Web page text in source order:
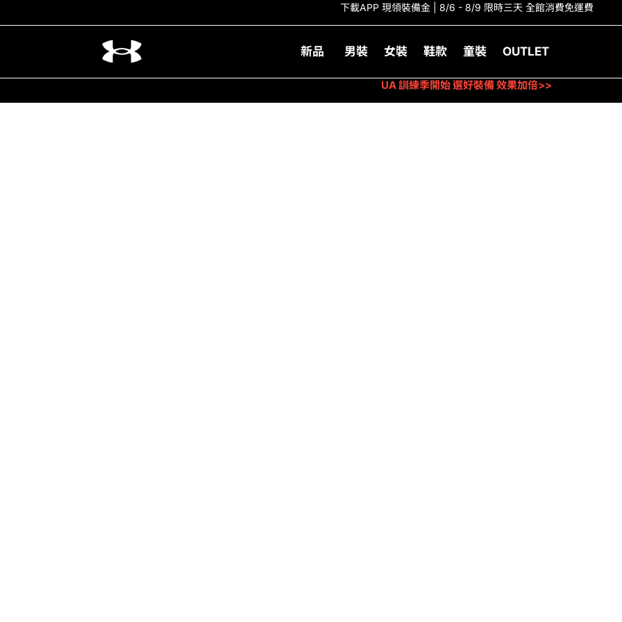
下載APP 現領裝備金 | 8/6 - 8/9 限時三天 全館消費免運費
新品 男裝 女裝 鞋款 童裝 OUTLET
UA 訓練季開始 選好裝備 效果加倍>>